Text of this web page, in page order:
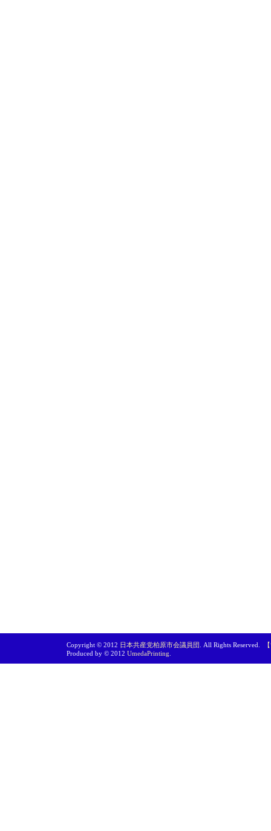
Copyright © 2012 日本共産党柏原市会議員団 . All Rights Reserved.
Produced by © 2012 UmedaPrinting